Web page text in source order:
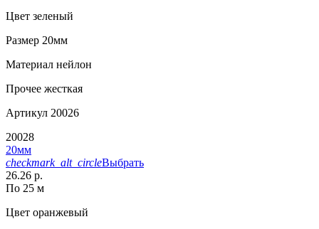
Цвет зеленый
Размер 20мм
Материал нейлон
Прочее жесткая
Артикул 20026
20028
20мм
checkmark_alt_circleВыбрать
26.26 р.
По 25 м
Цвет оранжевый